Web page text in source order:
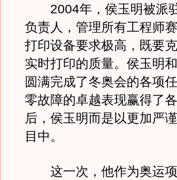
2004年，侯玉明被派驻
负责人，管理所有工程师
打印设备要求极高，既要
实时打印的质量。侯玉明
圆满完成了冬奥会的各项
零故障的卓越表现赢得了
后，侯玉明而是以更加严
目中。
这一次，他作为奥运项